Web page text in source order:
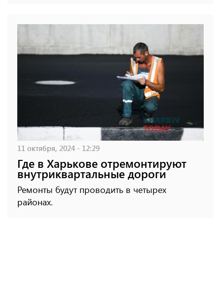
11 октября, 2024 - 12:29
Где в Харькове отремонтируют
внутриквартальные дороги
Ремонты будут проводить в четырех
районах.